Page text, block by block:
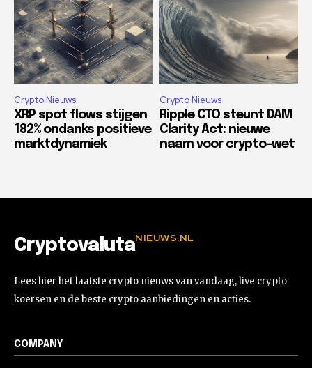
Crypto Nieuws
XRP spot flows stijgen
182% ondanks positieve
marktdynamiek
Crypto Nieuws
Ripple CTO steunt DAM
Clarity Act: nieuwe
naam voor crypto-wet
CryptovalutaNIEUWS.NL
Lees hier het laatste crypto nieuws van vandaag, live crypto
koersen en de beste crypto aanbiedingen en acties.
COMPANY